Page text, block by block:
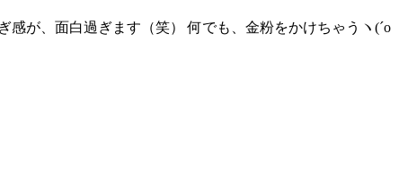
感が、面白過ぎます（笑） 何でも、金粉をかけちゃうヽ(´o